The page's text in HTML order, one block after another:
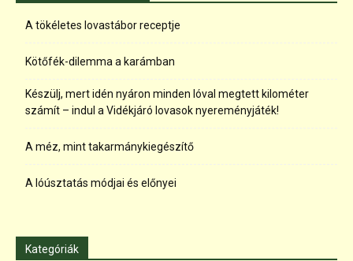
A tökéletes lovastábor receptje
Kötőfék-dilemma a karámban
Készülj, mert idén nyáron minden lóval megtett kilométer
számít – indul a Vidékjáró lovasok nyereményjáték!
A méz, mint takarmánykiegészítő
A lóúsztatás módjai és előnyei
Kategóriák